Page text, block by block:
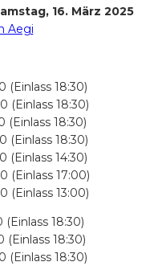
16. März 2025
Aegi
(Einlass 18:30)
(Einlass 18:30)
(Einlass 18:30)
(Einlass 18:30)
(Einlass 14:30)
(Einlass 17:00)
(Einlass 13:00)
(Einlass 18:30)
(Einlass 18:30)
(Einlass 18:30)